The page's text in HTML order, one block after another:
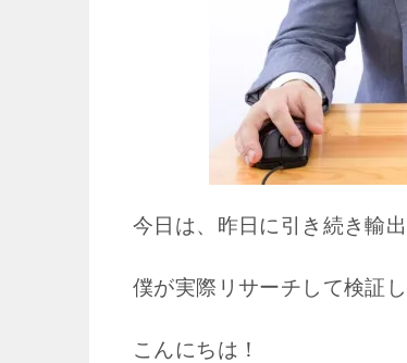
今日は、昨日に引き続き輸
僕が実際リサーチして検証し
こんにちは！